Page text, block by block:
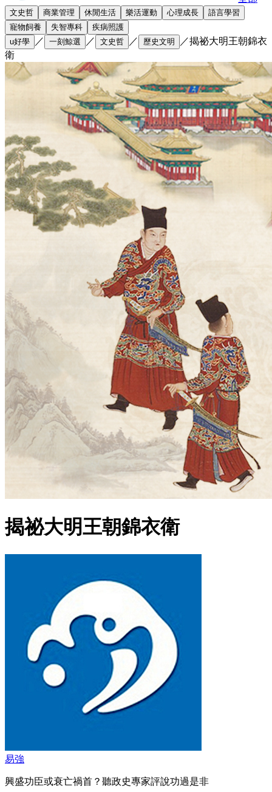
文史哲 商業管理 休閒生活 樂活運動 心理成長
語言學習
寵物飼養
失智專科
疾病照護
u好學
／ 一刻鯨選 ／ 文史哲 ／ 歷史文明 ／揭祕大明王朝錦衣
衛
揭祕大明王朝錦衣衛
易強
興盛功臣或衰亡禍首？聽政史專家評說功過是非